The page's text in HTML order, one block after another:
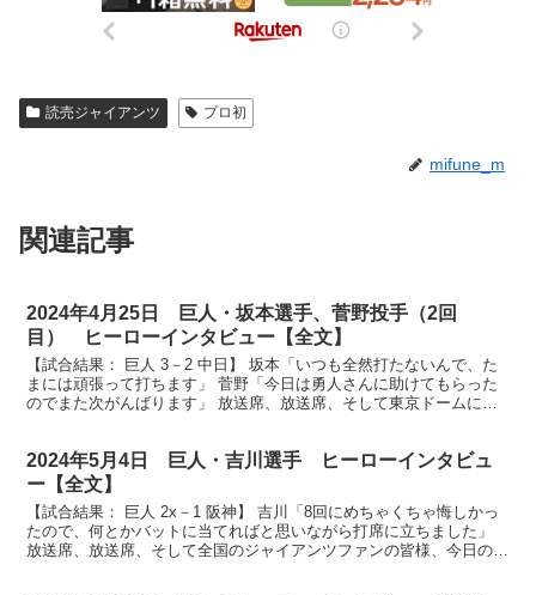
読売ジャイアンツ プロ初
mifune_m
関連記事
2024年4月25日 巨人・坂本選手、菅野投手（2回
目） ヒーローインタビュー【全文】
【試合結果： 巨人 3－2 中日】 坂本「いつも全然打たないんで、た
まには頑張って打ちます」 菅野「今日は勇人さんに助けてもらった
のでまた次がんばります」 放送席、放送席、そして東京ドームにお
2024年5月4日 巨人・吉川選手 ヒーローインタビュ
ー【全文】
【試合結果： 巨人 2x－1 阪神】 吉川「8回にめちゃくちゃ悔しかっ
たので、何とかバットに当てればと思いながら打席に立ちました」
放送席、放送席、そして全国のジャイアンツファンの皆様、今日のヒ